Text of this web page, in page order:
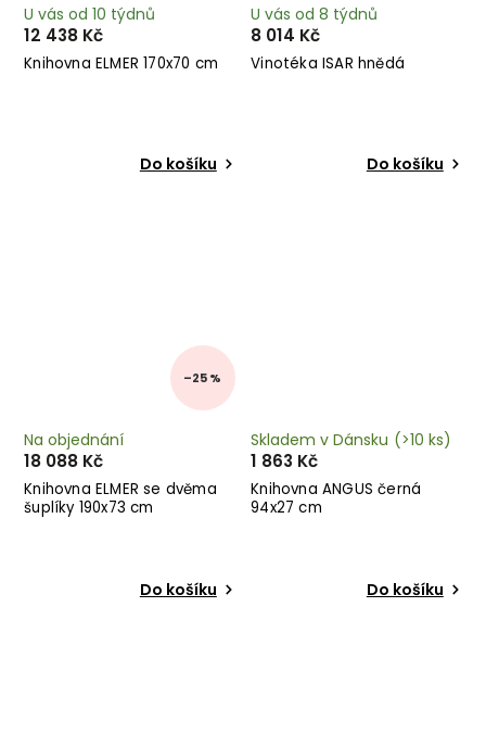
Knihovna ELMER 170x70 cm
U vás od 10 týdnů
12 438 Kč
Do košíku
Vinotéka ISAR hnědá
U vás od 8 týdnů
8 014 Kč
Do košíku
–25 %
Knihovna ELMER se dvěma
šuplíky 190x73 cm
Na objednání
18 088 Kč
Do košíku
Knihovna ANGUS černá
94x27 cm
Skladem v Dánsku (>10 ks)
1 863 Kč
Do košíku